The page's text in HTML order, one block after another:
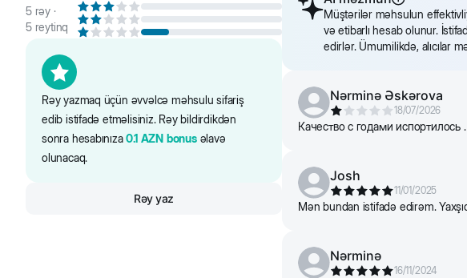
5rəy ·
5reytinq
Rəy yazmaq üçün əvvəlcə məhsulu sifariş
edib istifadə etməlisiniz. Rəy bildirdikdən
sonra hesabınıza0.1 AZN bonusəlavə
olunacaq.
Rəy yaz
Müştərilər məhsulun
və etibarlı hesab olunur.
edirlər. Ümumilikdə, alıcılar
Nərminə Əskərova
18/07/2026
Качество с годами
Josh
11/01/2025
Mən bundan istifadə edirəm.
Nərminə
16/11/2024